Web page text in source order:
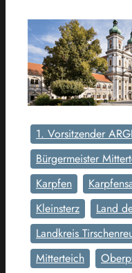
1. Vorsitzender
Bürgermeister
Karpfen
Kleinsterz
Land
Landkreis
Mitterteich